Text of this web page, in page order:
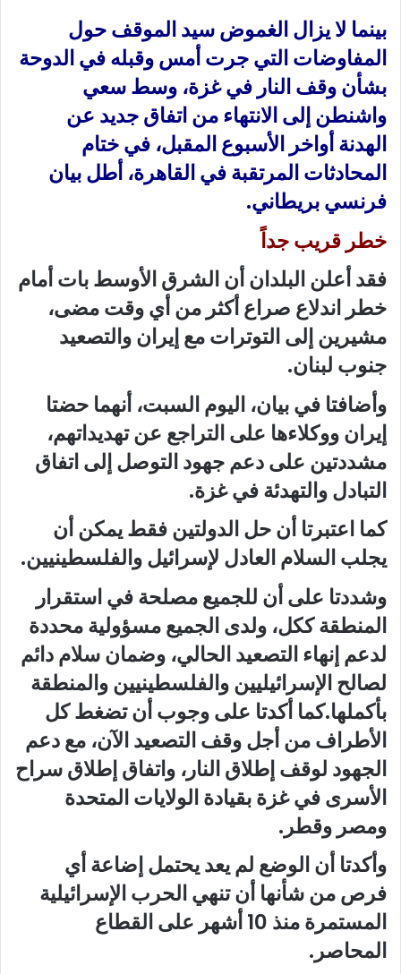
ا
بينما لا يزال الغموض سيد الموقف حول
المفاوضات التي جرت أمس وقبله في الدوحة
بشأن وقف النار في غزة، وسط سعي
واشنطن إلى الانتهاء من اتفاق جديد عن
الهدنة أواخر الأسبوع المقبل، في ختام
المحادثات المرتقبة في القاهرة، أطل بيان
فرنسي بريطاني.
خطر قريب جداً
فقد أعلن البلدان أن الشرق الأوسط بات أمام
خطر اندلاع صراع أكثر من أي وقت مضى،
مشيرين إلى التوترات مع إيران والتصعيد
جنوب لبنان.
وأضافتا في بيان، اليوم السبت، أنهما حضتا
إيران ووكلاءها على التراجع عن تهديداتهم،
مشددتين على دعم جهود التوصل إلى اتفاق
التبادل والتهدئة في غزة.
كما اعتبرتا أن حل الدولتين فقط يمكن أن
يجلب السلام العادل لإسرائيل والفلسطينيين.
وشددتا على أن للجميع مصلحة في استقرار
المنطقة ككل، ولدى الجميع مسؤولية محددة
لدعم إنهاء التصعيد الحالي، وضمان سلام دائم
لصالح الإسرائيليين والفلسطينيين والمنطقة
بأكملها.كما أكدتا على وجوب أن تضغط كل
الأطراف من أجل وقف التصعيد الآن، مع دعم
الجهود لوقف إطلاق النار، واتفاق إطلاق سراح
الأسرى في غزة بقيادة الولايات المتحدة
ومصر وقطر.
وأكدتا أن الوضع لم يعد يحتمل إضاعة أي
فرص من شأنها أن تنهي الحرب الإسرائيلية
المستمرة منذ 10 أشهر على القطاع
المحاصر.